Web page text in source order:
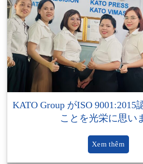
KATO Group がISO 9001:2015
ことを光栄に思い
Xem thêm